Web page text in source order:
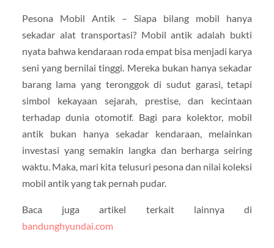
Pesona Mobil Antik – Siapa bilang mobil hanya
sekadar alat transportasi? Mobil antik adalah bukti
nyata bahwa kendaraan roda empat bisa menjadi karya
seni yang bernilai tinggi. Mereka bukan hanya sekadar
barang lama yang teronggok di sudut garasi, tetapi
simbol kekayaan sejarah, prestise, dan kecintaan
terhadap dunia otomotif. Bagi para kolektor, mobil
antik bukan hanya sekadar kendaraan, melainkan
investasi yang semakin langka dan berharga seiring
waktu. Maka, mari kita telusuri pesona dan nilai koleksi
mobil antik yang tak pernah pudar.
Baca juga artikel terkait lainnya di
bandunghyundai.com